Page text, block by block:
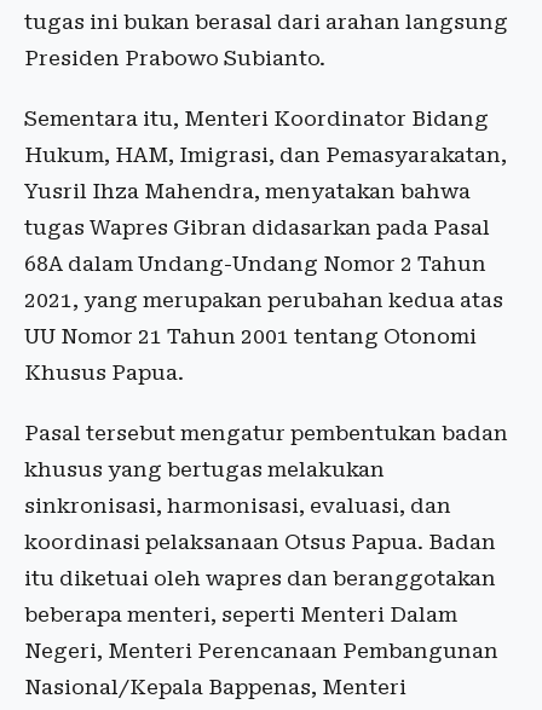
tugas ini bukan berasal dari arahan langsung
Presiden Prabowo Subianto.
Sementara itu, Menteri Koordinator Bidang
Hukum, HAM, Imigrasi, dan Pemasyarakatan,
Yusril Ihza Mahendra, menyatakan bahwa
tugas Wapres Gibran didasarkan pada Pasal
68A dalam Undang-Undang Nomor 2 Tahun
2021, yang merupakan perubahan kedua atas
UU Nomor 21 Tahun 2001 tentang Otonomi
Khusus Papua.
Pasal tersebut mengatur pembentukan badan
khusus yang bertugas melakukan
sinkronisasi, harmonisasi, evaluasi, dan
koordinasi pelaksanaan Otsus Papua. Badan
itu diketuai oleh wapres dan beranggotakan
beberapa menteri, seperti Menteri Dalam
Negeri, Menteri Perencanaan Pembangunan
Nasional/Kepala Bappenas, Menteri